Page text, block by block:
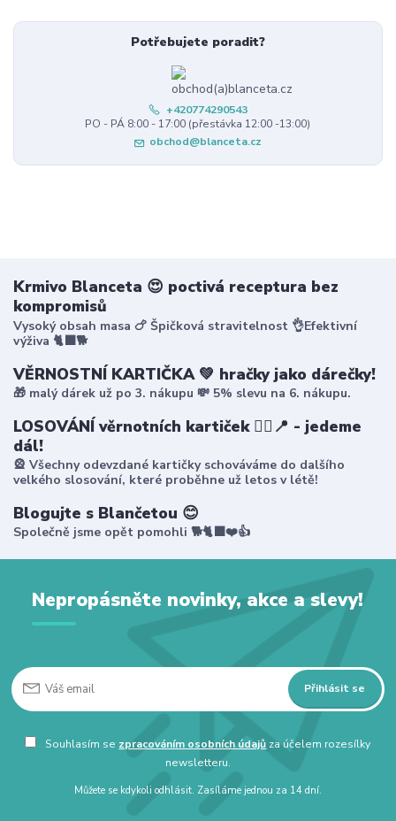
Potřebujete poradit?
+420774290543
PO - PÁ 8:00 - 17:00 (přestávka 12:00 -13:00)
obchod@blanceta.cz
Krmivo Blanceta 😍 poctivá receptura bez
kompromisů
Vysoký obsah masa 🍗 Špičková stravitelnost 👌Efektivní
výživa 🐈‍⬛🐕
VĚRNOSTNÍ KARTIČKA 💚 hračky jako dárečky!
🎁 malý dárek už po 3. nákupu 💸 5% slevu na 6. nákupu.
LOSOVÁNÍ věrnotních kartiček 🤸‍♀️📍 - jedeme
dál!
🎡 Všechny odevzdané kartičky schováváme do dalšího
velkého slosování, které proběhne už letos v létě!
Blogujte s Blančetou 😊
Společně jsme opět pomohli 🐕🐈‍⬛❤️👍
Nepropásněte novinky, akce a slevy!
Přihlásit se
Souhlasím se zpracováním osobních údajů za účelem rozesílky
newsletteru.
Můžete se kdykoli odhlásit. Zasíláme jednou za 14 dní.